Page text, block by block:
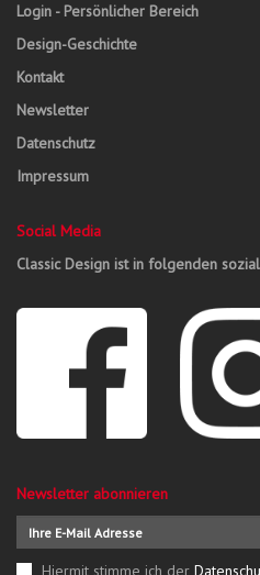
Login - Persönlicher Bereich
Design-Geschichte
Kontakt
Newsletter
Datenschutz
Impressum
Social Media
Classic Design ist in folgenden
Newsletter abonnieren
Hiermit stimme ich der